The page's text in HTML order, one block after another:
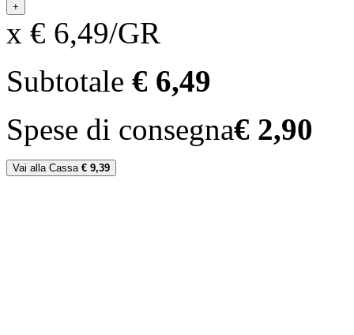
+
x € 6,49/GR
Subtotale € 6,49
Spese di consegna€ 2,90
Vai alla Cassa € 9,39